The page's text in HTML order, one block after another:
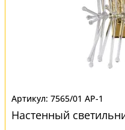
7565/01 AP-1
Настенный